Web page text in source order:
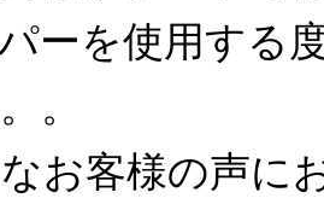
ーを使用する
。
お客様の声に